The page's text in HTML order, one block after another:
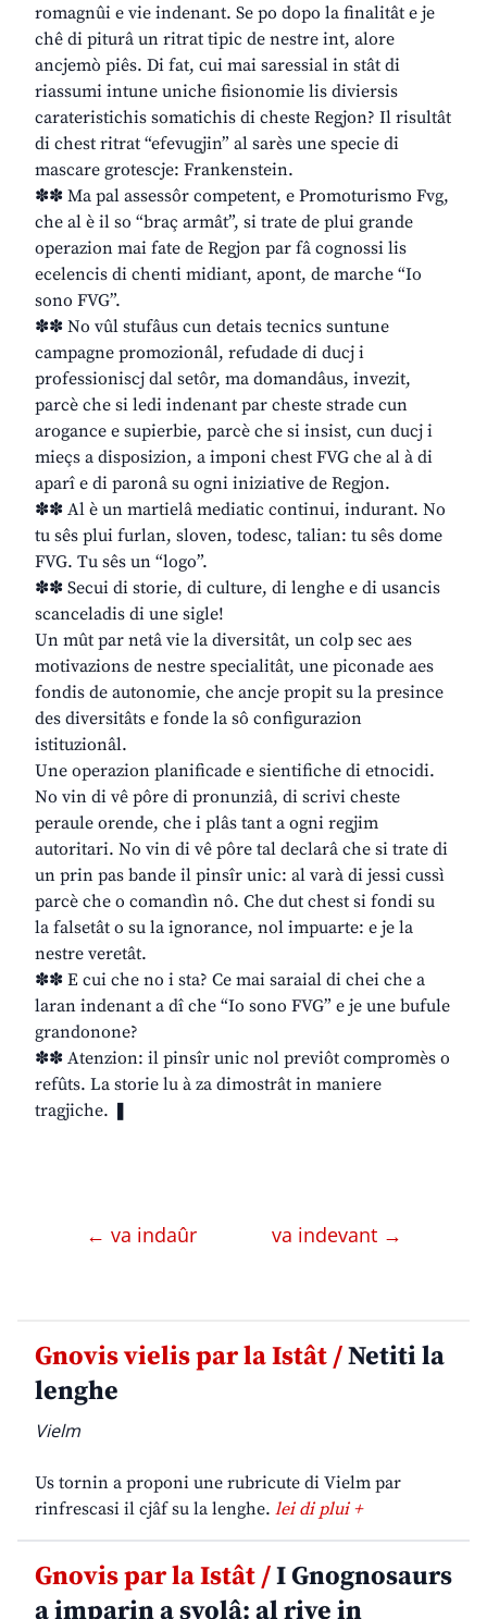
romagnûi e vie indenant. Se po dopo la finalitât e je
chê di piturâ un ritrat tipic de nestre int, alore
ancjemò piês. Di fat, cui mai saressial in stât di
riassumi intune uniche fisionomie lis diviersis
carateristichis somatichis di cheste Regjon? Il risultât
di chest ritrat “efevugjin” al sarès une specie di
mascare grotescje: Frankenstein.
✽✽ Ma pal assessôr competent, e Promoturismo Fvg,
che al è il so “braç armât”, si trate de plui grande
operazion mai fate de Regjon par fâ cognossi lis
ecelencis di chenti midiant, apont, de marche “Io
sono FVG”.
✽✽ No vûl stufâus cun detais tecnics suntune
campagne promozionâl, refudade di ducj i
professioniscj dal setôr, ma domandâus, invezit,
parcè che si ledi indenant par cheste strade cun
arogance e supierbie, parcè che si insist, cun ducj i
mieçs a disposizion, a imponi chest FVG che al à di
aparî e di paronâ su ogni iniziative de Regjon.
✽✽ Al è un martielâ mediatic continui, indurant. No
tu sês plui furlan, sloven, todesc, talian: tu sês dome
FVG. Tu sês un “logo”.
✽✽ Secui di storie, di culture, di lenghe e di usancis
scanceladis di une sigle!
Un mût par netâ vie la diversitât, un colp sec aes
motivazions de nestre specialitât, une piconade aes
fondis de autonomie, che ancje propit su la presince
des diversitâts e fonde la sô configurazion
istituzionâl.
Une operazion planificade e sientifiche di etnocidi.
No vin di vê pôre di pronunziâ, di scrivi cheste
peraule orende, che i plâs tant a ogni regjim
autoritari. No vin di vê pôre tal declarâ che si trate di
un prin pas bande il pinsîr unic: al varà di jessi cussì
parcè che o comandìn nô. Che dut chest si fondi su
la falsetât o su la ignorance, nol impuarte: e je la
nestre veretât.
✽✽ E cui che no i sta? Ce mai saraial di chei che a
laran indenant a dî che “Io sono FVG” e je une bufule
grandonone?
✽✽ Atenzion: il pinsîr unic nol previôt compromès o
refûts. La storie lu à za dimostrât in maniere
tragjiche. ❚
← va indaûr va indevant →
Gnovis vielis par la Istât /Netiti la
lenghe
Vielm
Us tornin a proponi une rubricute di Vielm par
rinfrescasi il cjâf su la lenghe. lei di plui +
Gnovis par la Istât /I Gnognosaurs
a imparin a svolâ: al rive in